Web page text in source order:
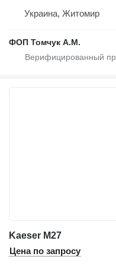
Украина, Житомир
ФОП Томчук А.М.
Kaeser M27
Цена по запросу